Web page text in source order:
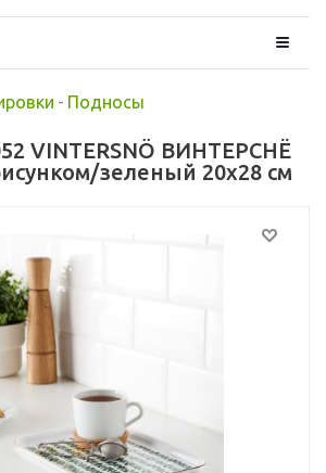
- Подносы
VINTERSNÖ ВИНТЕРСНЁ
зеленый 20x28 см